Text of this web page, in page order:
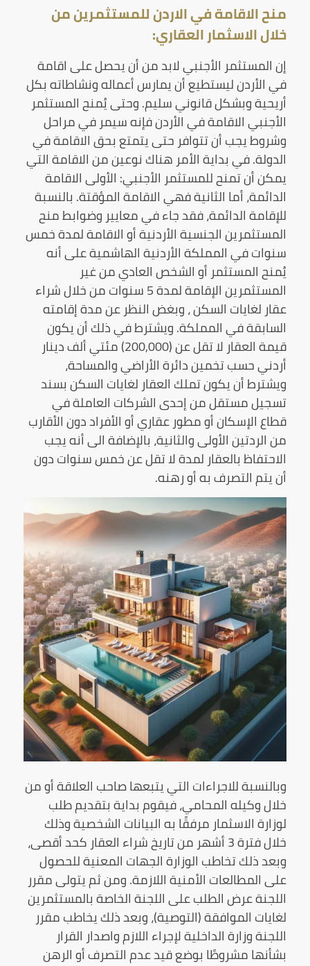
منح الاقامة في الاردن للمستثمرين من
خلال الاسثمار العقاري:
إن المستثمر الأجنبي لابد من أن يحصل على اقامة
في الأردن ليستطيع أن يمارس أعماله ونشاطاته بكل
أريحية وبشكل قانوني سليم. وحتى يُمنح المستثمر
الأجنبي الاقامة في الأردن فإنه سيمر في مراحل
وشروط يجب أن تتوافر حتى يتمتع بحق الاقامة في
الدولة. في بداية الأمر هناك نوعين من الاقامة التي
يمكن أن تمنح للمستثمر الأجنبي: الأولى الاقامة
الدائمة، أما الثانية فهي الاقامة المؤقتة. بالنسبة
للإقامة الدائمة، فقد جاء في معايير وضوابط منح
المستثمرين الجنسية الأردنية أو الاقامة لمدة خمس
سنوات في المملكة الأردنية الهاشمية على أنه
يُمنح المستثمر أو الشخص العادي من غير
المستثمرين الإقامة لمدة 5 سنوات من خلال شراء
عقار لغايات السكن ، وبغض النظر عن مدة إقامته
السابقة في المملكة. ويشترط في ذلك أن يكون
قيمة العقار لا تقل عن (200,000) مئتي ألف دينار
أردني حسب تخمين دائرة الأراضي والمساحة،
ويشترط أن يكون تملك العقار لغايات السكن بسند
تسجيل مستقل من إحدى الشركات العاملة في
قطاع الإسكان أو مطور عقاري أو الأفراد دون الأقارب
من الردتين الأولى والثانية، بالإضافة الى أنه يجب
الاحتفاظ بالعقار لمدة لا تقل عن خمس سنوات دون
أن يتم التصرف به أو رهنه.
وبالنسبة للاجراءات التي يتبعها صاحب العلاقة أو من
خلال وكيله المحامي، فيقوم بداية بتقديم طلب
لوزارة الاسثمار مرفقًا به البيانات الشخصية وذلك
خلال فترة 3 أشهر من تاريخ شراء العقار كحد أقصى،
وبعد ذلك تخاطب الوزارة الجهات المعنية للحصول
على المطالعات الأمنية اللازمة. ومن ثم يتولى مقرر
اللجنة عرض الطلب على اللجنة الخاصة بالمستثمرين
لغايات الموافقة (التوصية)، وبعد ذلك يخاطب مقرر
اللجنة وزارة الداخلية لإجراء اللازم واصدار القرار
بشأنها مشروطًا بوضع قيد عدم التصرف أو الرهن